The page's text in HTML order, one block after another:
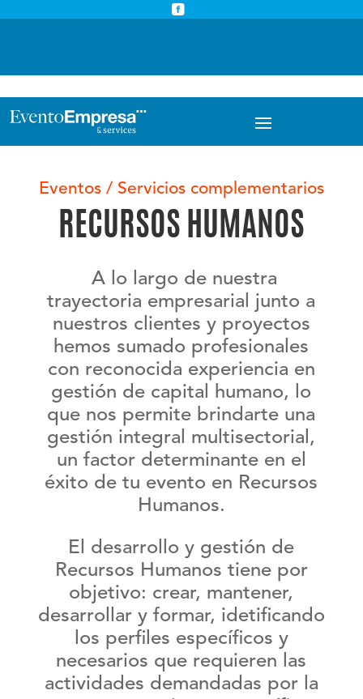

Eventos / Servicios complementarios
RECURSOS HUMANOS
A lo largo de nuestra
trayectoria empresarial junto a
nuestros clientes y proyectos
hemos sumado profesionales
con reconocida experiencia en
gestión de capital humano, lo
que nos permite brindarte una
gestión integral multisectorial,
un factor determinante en el
éxito de tu evento en Recursos
Humanos.
El desarrollo y gestión de
Recursos Humanos tiene por
objetivo: crear, mantener,
desarrollar y formar, idetificando
los perfiles específicos y
necesarios que requieren las
actividades demandadas por la